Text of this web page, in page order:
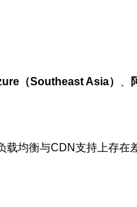
（Southeast Asia）
均衡与CDN支持上存